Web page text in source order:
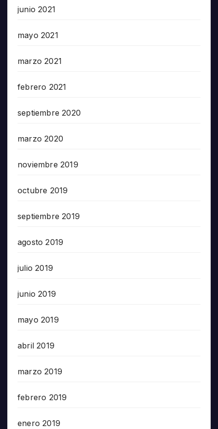
junio 2021
mayo 2021
marzo 2021
febrero 2021
septiembre 2020
marzo 2020
noviembre 2019
octubre 2019
septiembre 2019
agosto 2019
julio 2019
junio 2019
mayo 2019
abril 2019
marzo 2019
febrero 2019
enero 2019